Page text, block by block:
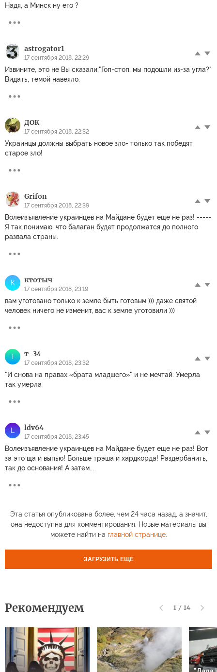
Надя, а Минск ну его ?
astrogator1
17 сентября 2018, 22:29
Извините, это не Вы сказали:"Гоп-стоп, мы подошли из-за угла?"
Видать, темой навеяло.
ДОК
17 сентября 2018, 22:32
Украинцы должны выбрать новое зло- только так победят
старое зло!
Grifon
17 сентября 2018, 22:39
Волеизъявление украинцев на Майдане будет еще не раз! -----
Я так понимаю, что балаган будет продолжатся до полного
развала страны.
К ктотыч
17 сентября 2018, 23:19
вам уготовано только к земле быть готовым ))) даже святой
человек ничего не изменит, вас к земле уготовили )))
Т т-34
17 сентября 2018, 23:32
"И снова на правах «брата младшего»" и не мечтай. Умерла
так умерла
L ldv64
17 сентября 2018, 23:45
Волеизъявление украинцев на Майдане будет еще не раз! Вот
за это ща и выпью! Больше трэша и хардкорда! Раздербанить,
так до основания! А затем...
Эта статья опубликована более, чем 24 часа назад, а значит,
она недоступна для комментирования. Новые материалы вы
можете найти на главной странице.
ЗАГРУЗИТЬ ЕЩЕ
Рекомендуем 1 / 14